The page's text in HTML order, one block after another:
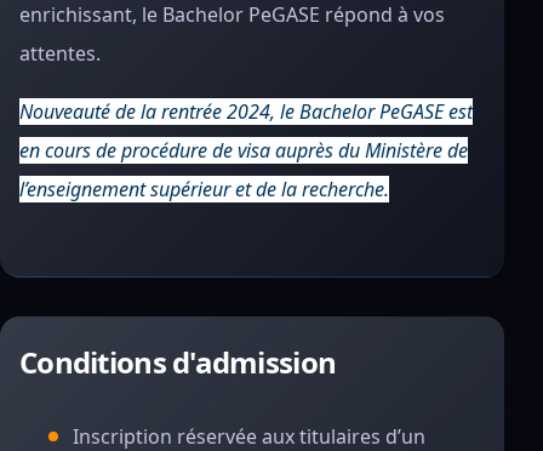
enrichissant, le Bachelor PeGASE répond à vos
attentes.
Nouveauté de la rentrée 2024, le Bachelor PeGASE est
en cours de procédure de visa auprès du Ministère de
l’enseignement supérieur et de la recherche.
Conditions d'admission
Inscription réservée aux titulaires d’un